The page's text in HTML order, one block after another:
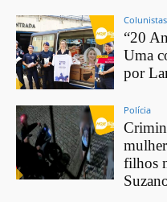
Colunistas
“20
Uma
por
Polícia
filhos